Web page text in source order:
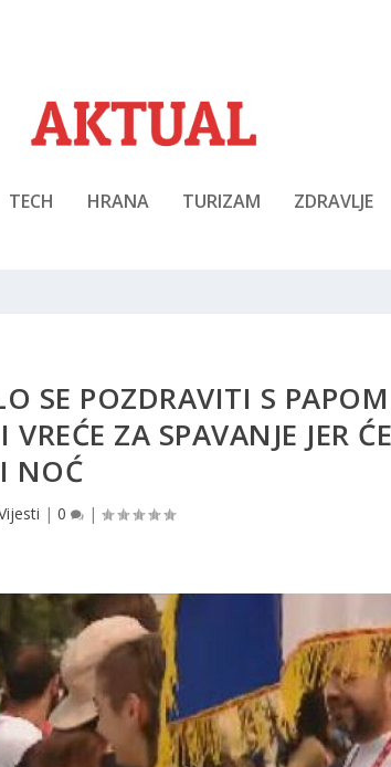
TECH HRANA TURIZAM ZDRAVLJE
SE POZDRAVITI S PAPOM
ZA SPAVANJE JER
NOĆ
|0 |